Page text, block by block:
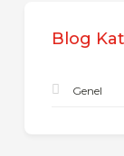
Blog
Genel